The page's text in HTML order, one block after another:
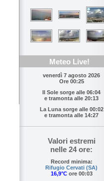
Meteo Live!
venerdì 7 agosto 2026
Ore 00:25
Il Sole sorge alle 06:04
e tramonta alle 20:13
La Luna sorge alle 00:02
e tramonta alle 14:27
Valori estremi
nelle 24 ore:
Record minima:
Rifugio Cervati (SA)
16,9°Core 00:03